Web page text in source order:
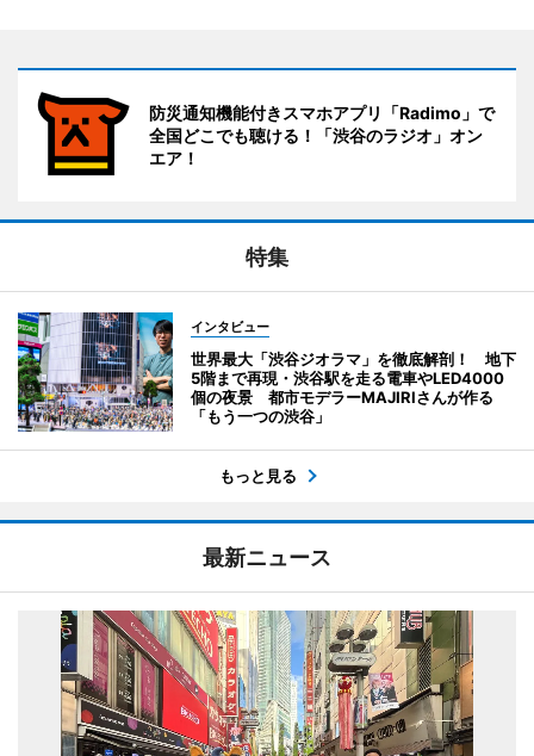
防災通知機能付きスマホアプリ「Radimo」で
全国どこでも聴ける！「渋谷のラジオ」オン
エア！
特集
インタビュー
世界最大「渋谷ジオラマ」を徹底解剖！ 地下
5階まで再現・渋谷駅を走る電車やLED4000
個の夜景 都市モデラーMAJIRIさんが作る
「もう一つの渋谷」
もっと見る
最新ニュース